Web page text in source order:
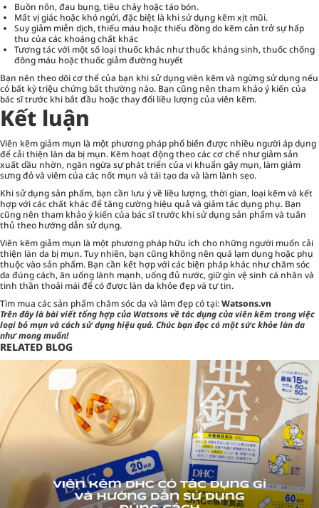
Buồn nôn, đau bụng, tiêu chảy hoặc táo bón.
Mất vị giác hoặc khó ngửi, đặc biệt là khi sử dụng kẽm xịt mũi.
Suy giảm miễn dịch, thiếu máu hoặc thiếu đồng do kẽm cản trở sự hấp
thu của các khoáng chất khác
Tương tác với một số loại thuốc khác như thuốc kháng sinh, thuốc chống
đông máu hoặc thuốc giảm đường huyết
Bạn nên theo dõi cơ thể của bạn khi sử dụng viên kẽm và ngừng sử dụng nếu
có bất kỳ triệu chứng bất thường nào. Bạn cũng nên tham khảo ý kiến của
bác sĩ trước khi bắt đầu hoặc thay đổi liều lượng của viên kẽm.
Kết luận
Viên kẽm giảm mụn là một phương pháp phổ biến được nhiều người áp dụng
để cải thiện làn da bị mụn. Kẽm hoạt động theo các cơ chế như giảm sản
xuất dầu nhờn, ngăn ngừa sự phát triển của vi khuẩn gây mụn, làm giảm
sưng đỏ và viêm của các nốt mụn và tái tạo da và làm lành sẹo.
Khi sử dụng sản phẩm, bạn cần lưu ý về liều lượng, thời gian, loại kẽm và kết
hợp với các chất khác để tăng cường hiệu quả và giảm tác dụng phụ. Bạn
cũng nên tham khảo ý kiến của bác sĩ trước khi sử dụng sản phẩm và tuân
thủ theo hướng dẫn sử dụng.
Viên kẽm giảm mụn là một phương pháp hữu ích cho những người muốn cải
thiện làn da bị mụn. Tuy nhiên, bạn cũng không nên quá lạm dụng hoặc phụ
thuộc vào sản phẩm. Bạn cần kết hợp với các biện pháp khác như chăm sóc
da đúng cách, ăn uống lành mạnh, uống đủ nước, giữ gìn vệ sinh cá nhân và
tinh thần thoải mái để có được làn da khỏe đẹp và tự tin.
Tìm mua các sản phẩm chăm sóc da và làm đẹp có tại:Watsons.vn
Trên đây là bài viết tổng hợp của Watsons về tác dụng của viên kẽm trong việc
loại bỏ mụn và cách sử dụng hiệu quả. Chúc bạn đọc có một sức khỏe làn da
như mong muốn!
RELATED BLOG